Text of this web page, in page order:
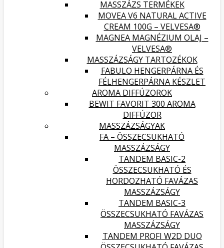
MASSZÁZS TERMÉKEK
MOVEA V6 NATURAL ACTIVE
CREAM 100G – VELVESA®
MAGNEA MAGNÉZIUM OLAJ –
VELVESA®
MASSZÁZSÁGY TARTOZÉKOK
FABULO HENGERPÁRNA ÉS
FÉLHENGERPÁRNA KÉSZLET
AROMA DIFFÚZOROK
BEWIT FAVORIT 300 AROMA
DIFFÚZOR
MASSZÁZSÁGYAK
FA – ÖSSZECSUKHATÓ
MASSZÁZSÁGY
TANDEM BASIC-2
ÖSSZECSUKHATÓ ÉS
HORDOZHATÓ FAVÁZAS
MASSZÁZSÁGY
TANDEM BASIC-3
ÖSSZECSUKHATÓ FAVÁZAS
MASSZÁZSÁGY
TANDEM PROFI W2D DUO